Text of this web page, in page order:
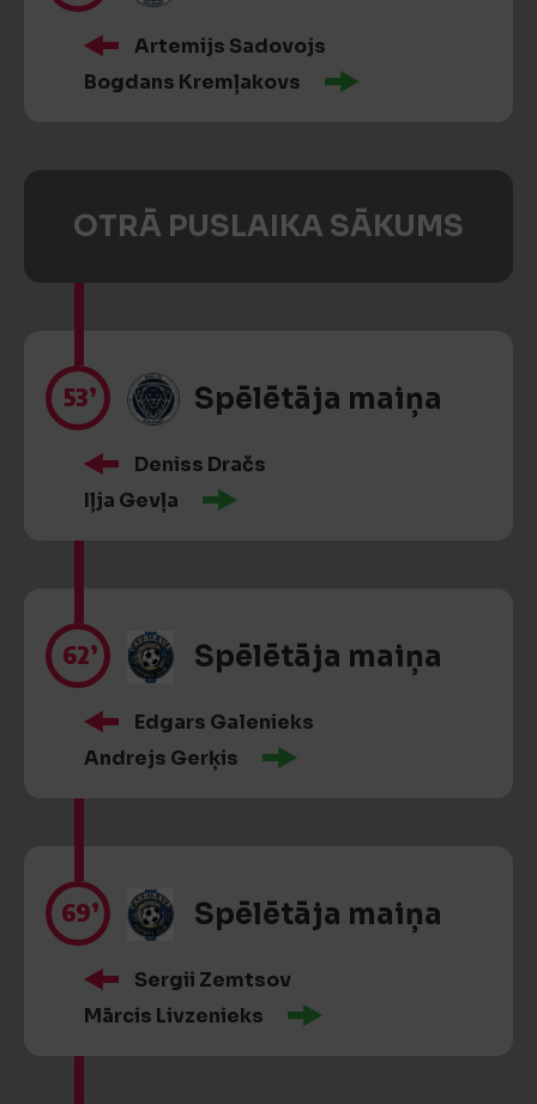
Artemijs Sadovojs
Bogdans Kremļakovs
OTRĀ PUSLAIKA SĀKUMS
53’ Spēlētāja maiņa
Deniss Dračs
Iļja Gevļa
62’ Spēlētāja maiņa
Edgars Galenieks
Andrejs Gerķis
69’ Spēlētāja maiņa
Sergii Zemtsov
Mārcis Livzenieks